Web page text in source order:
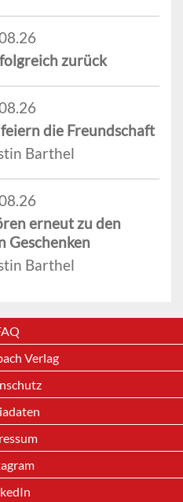
zurück
die Freundschaft
Barthel
erneut zu den
Geschenken
Barthel
Verlag